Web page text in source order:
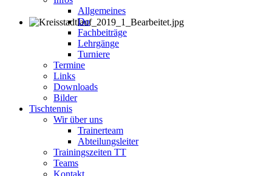
Allgemeines
Do
Fachbeiträge
Lehrgänge
Turniere
Termine
Links
Downloads
Bilder
Tischtennis
Wir über uns
Trainerteam
Abteilungsleiter
Trainingszeiten TT
Teams
Kontakt